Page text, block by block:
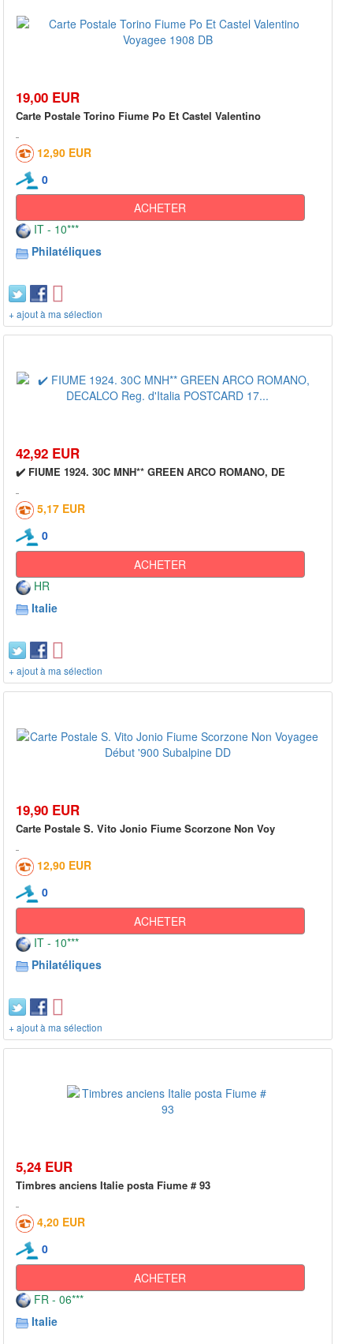
19,00 EUR
Carte Postale Torino Fiume Po Et Castel Valentino
12,90 EUR
0
ACHETER
IT - 10***
Philatéliques
+ ajout à ma sélection
42,92 EUR
✔️ FIUME 1924. 30C MNH** GREEN ARCO ROMANO, DE
5,17 EUR
0
ACHETER
HR
Italie
+ ajout à ma sélection
19,90 EUR
Carte Postale S. Vito Jonio Fiume Scorzone Non Voy
12,90 EUR
0
ACHETER
IT - 10***
Philatéliques
+ ajout à ma sélection
5,24 EUR
Timbres anciens Italie posta Fiume # 93
4,20 EUR
0
ACHETER
FR - 06***
Italie